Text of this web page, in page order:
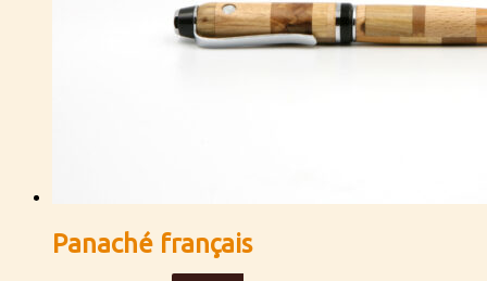
Panaché français